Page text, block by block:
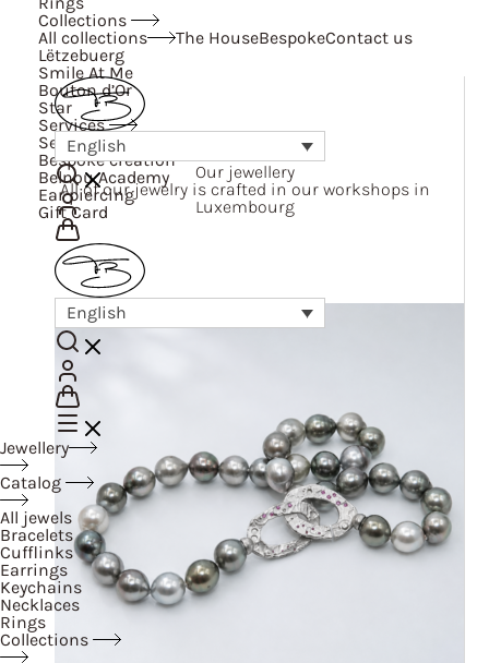
Collections
All collections
Lëtzebuerg
Smile At Me
Bouton d’Or
Star
Services
Services
Bespoke creation
Belnou Academy
Ear piercing
Gift Card
The HouseBespokeContact us
English
English
Jewellery
Catalog
All jewels
Bracelets
Cufflinks
Earrings
Keychains
Necklaces
Rings
Collections
Our jewellery
All of our jewelry is crafted in our workshops in
Luxembourg